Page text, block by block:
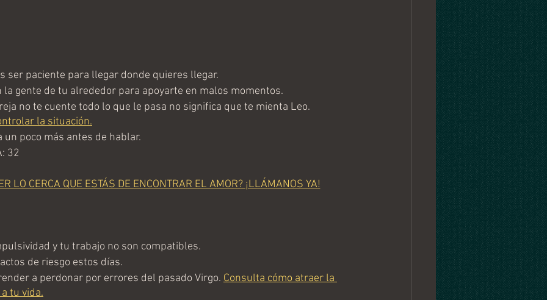
ser paciente para llegar donde quieres llegar.
la gente de tu alrededor para apoyarte en malos momentos.
no te cuente todo lo que le pasa no significa que te mienta Leo.
la situación.
un poco más antes de hablar.
32
LO CERCA QUE ESTÁS DE ENCONTRAR EL AMOR? ¡LLÁMANOS YA!
y tu trabajo no son compatibles.
de riesgo estos días.
a perdonar por errores del pasado Virgo. Consulta cómo atraer la
tu vida.